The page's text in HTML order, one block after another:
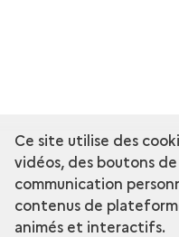
Ce site utilise des
vidéos, des boutons
communication
contenus de
animés et interactifs.